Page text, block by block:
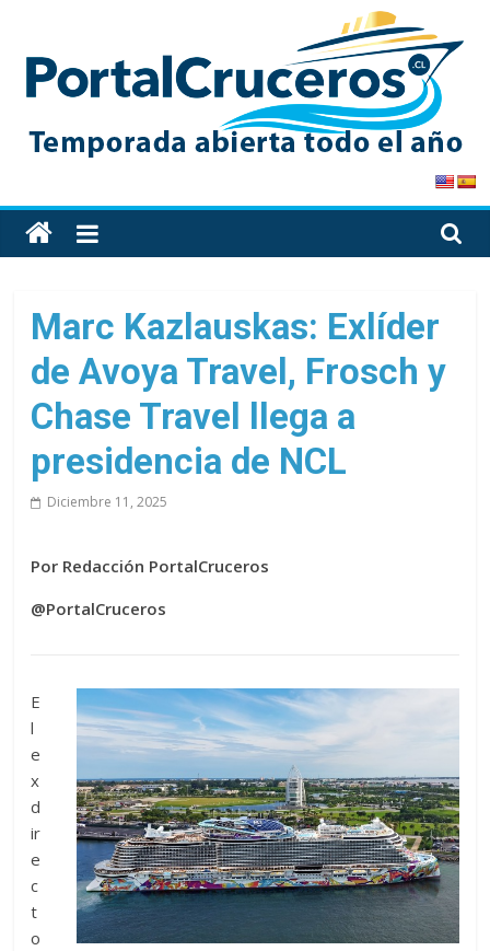
content
PortalCruceros
Toda
la
de
cruceros
en
un
solo
Marc Kazlauskas: Exlíder
de Avoya Travel, Frosch y
Chase Travel llega a
presidencia de NCL
Diciembre 11, 2025
Por Redacción PortalCruceros
@PortalCruceros
E
l
e
x
d
ir
e
c
t
o